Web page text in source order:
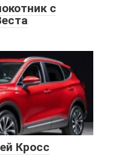
с
Кросс